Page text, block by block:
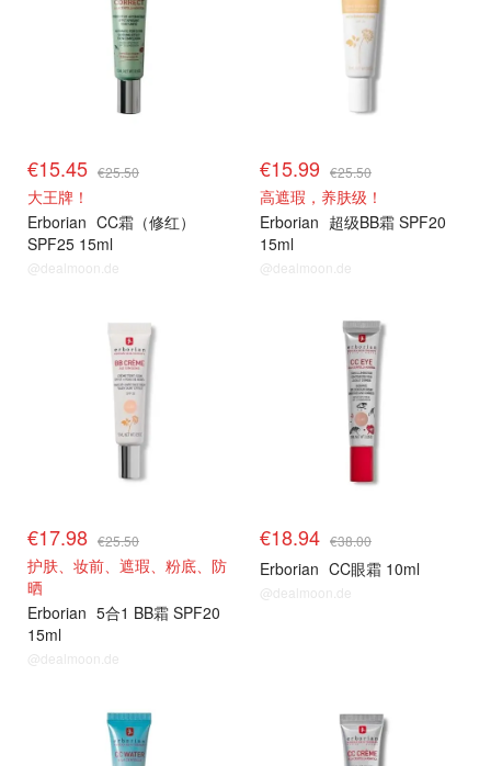
€15.45 €25.50
大王牌！
Erborian CC霜（修红）
SPF25 15ml
@dealmoon.de
€15.99 €25.50
高遮瑕，养肤级！
Erborian 超级BB霜 SPF20
15ml
@dealmoon.de
€17.98 €25.50
护肤、妆前、遮瑕、粉底、防
晒
Erborian 5合1 BB霜 SPF20
15ml
@dealmoon.de
€18.94 €38.00
Erborian CC眼霜 10ml
@dealmoon.de